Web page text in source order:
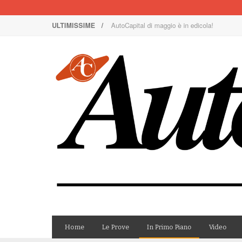
ULTIMISSIME / AutoCapital di maggio è in edicola!
1000 Miglia: un team rosa sulla rossa
Il Concorso Villa d’Este è ai nastri di partenza
I SUV Premium Omoda & Jaecoo
Il ritorno della Lancia nei rally
AutoCapital di marzo è in edicola!
AutoCapital di febbraio è in edicola!
Home Le Prove In Primo Piano Video